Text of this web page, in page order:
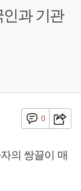
인과 기관
0
의 쌍끌이 매